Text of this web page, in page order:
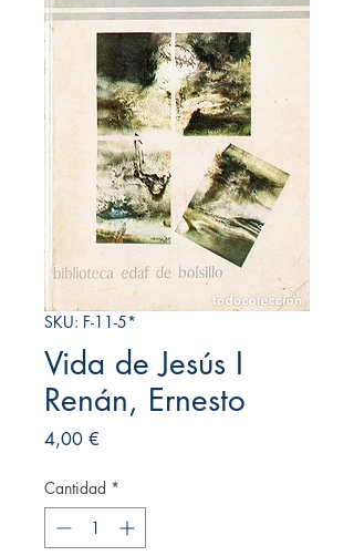
SKU: F-11-5*
Vida de Jesús I
Renán, Ernesto
4,00 €
Cantidad *